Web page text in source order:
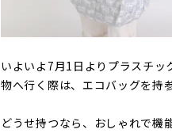
いよいよ7月1日よりプラスチ
物へ行く際は、エコバッグを持
どうせ持つなら、おしゃれで機